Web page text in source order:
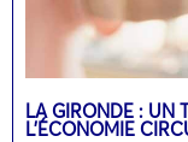
LA GIRONDE : UN
L’ÉCONOMIE